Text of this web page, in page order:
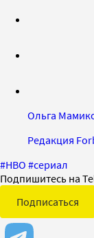
Ольга
Редакция
#HBO #сериал
Подпишитесь на
Подписаться